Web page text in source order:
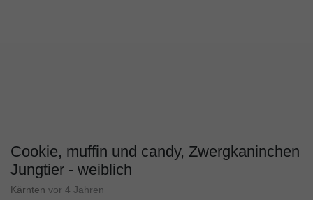
Cookie, muffin und candy, Zwergkaninchen
Jungtier - weiblich
Kärnten vor 4 Jahren